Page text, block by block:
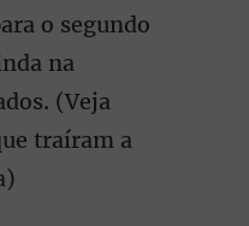
o segundo
na
(Veja
traíram a